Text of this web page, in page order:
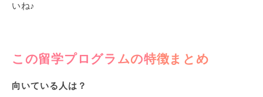
いね♪
この留学プログラムの特徴まとめ
向いている人は？